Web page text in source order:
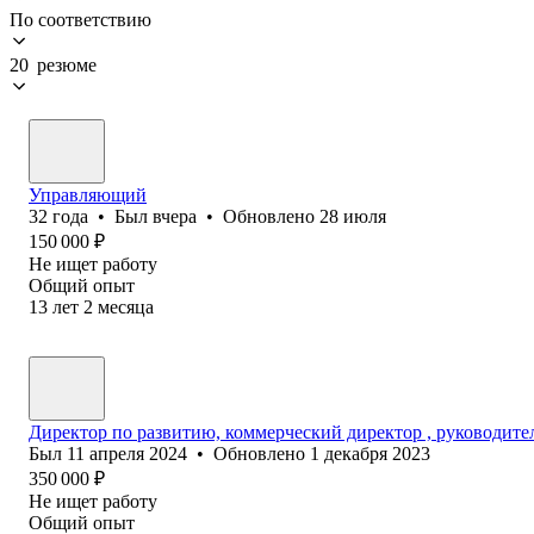
По соответствию
20 резюме
Управляющий
32 года • Был вчера • Обновлено 28 июля
150 000 ₽
Не ищет работу
Общий опыт
13 лет 2 месяца
Директор по развитию, коммерческий директор ,
Был 11 апреля 2024 • Обновлено 1 декабря 2023
350 000 ₽
Не ищет работу
Общий опыт